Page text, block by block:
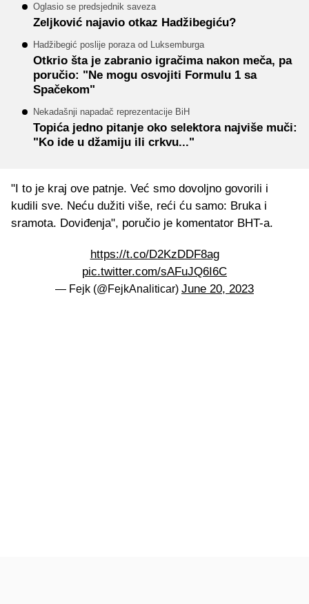
Oglasio se predsjednik saveza
Zeljković najavio otkaz Hadžibegiću?
Hadžibegić poslije poraza od Luksemburga
Otkrio šta je zabranio igračima nakon meča, pa
poručio: "Ne mogu osvojiti Formulu 1 sa
Spačekom"
Nekadašnji napadač reprezentacije BiH
Topića jedno pitanje oko selektora najviše muči:
"Ko ide u džamiju ili crkvu..."
"I to je kraj ove patnje. Već smo dovoljno govorili i
kudili sve. Neću dužiti više, reći ću samo: Bruka i
sramota. Doviđenja", poručio je komentator BHT-a.
https://t.co/D2KzDDF8ag
pic.twitter.com/sAFuJQ6I6C
— Fejk (@FejkAnaliticar) June 20, 2023